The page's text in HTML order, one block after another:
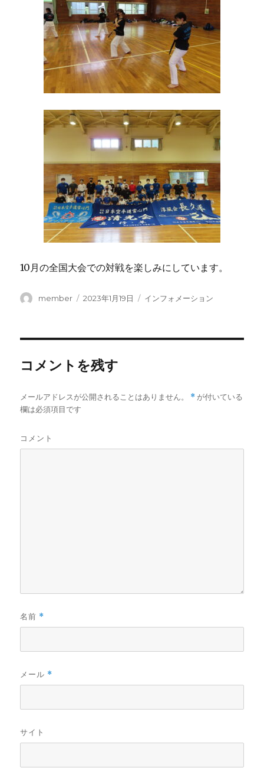
10月の全国大会での対戦を楽しみにしています。
投
member
投
2023年1月19日
カ
インフォメーション
コメントを残す
メールアドレスが公開されることはありません。 * が付いている
欄は必須項目です
コメント
名前 *
メール *
サイト